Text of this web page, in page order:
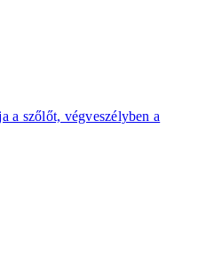
a szőlőt, végveszélyben a